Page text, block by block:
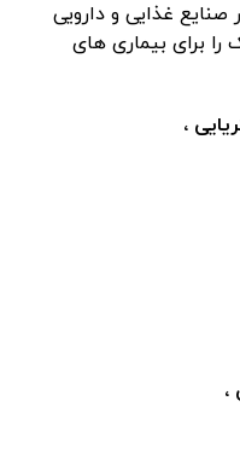
صنایع غذایی و دارویی
برای بیماری های
،